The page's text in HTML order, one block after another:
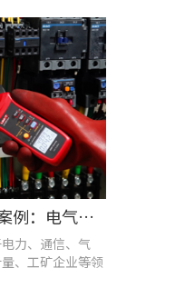
漏电电流钳形表应用案例：电气设备检测
力、通信、气
、工矿企业等领